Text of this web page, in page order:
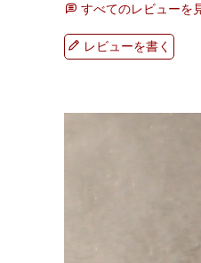
すべてのレビューを
レビューを書く